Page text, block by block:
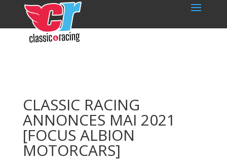
CLASSIC RACING
ANNONCES MAI 2021
[FOCUS ALBION
MOTORCARS]